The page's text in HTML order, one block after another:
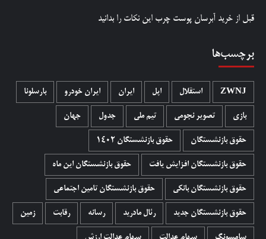
قبل از خرید آبرسان پوست چرب این نکات را بدانید
برچسب‌ها
ZWNJ استقلال اپل ایران ایران خودرو بارسلونا
بازی تصویر نجومی تیم ملی جدول جهان
حقوق بازنشستگان حقوق بازنشستگان 1402
حقوق بازنشستگان افزایش یافت حقوق بازنشستگان این ماه
حقوق بازنشستگان بانکی حقوق بازنشستگان تامین اجتماعی
حقوق بازنشستگان جدید رئال مادرید رسانه رقابت زمین